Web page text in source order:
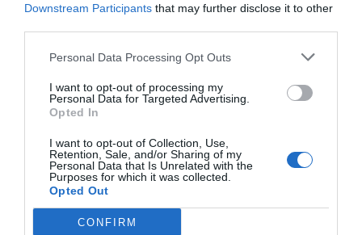
Downstream Participants that may further disclose it to other
Personal Data Processing Opt Outs
I want to opt-out of processing my
Personal Data for Targeted Advertising.
Opted In
I want to opt-out of Collection, Use,
Retention, Sale, and/or Sharing of my
Personal Data that Is Unrelated with the
Purposes for which it was collected.
Opted Out
CONFIRM
ΣΧΟΛΙΟ